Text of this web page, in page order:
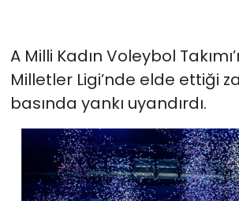
A Milli Kadın Voleybol
Milletler Ligi’nde elde ettiği
basında yankı uyandırdı.